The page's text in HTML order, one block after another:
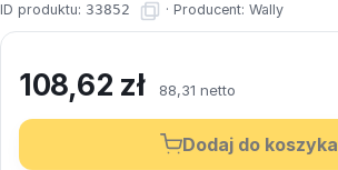
ID produktu: 33852 · Producent: Wally
108,62 zł 88,31 netto
Dodaj do koszyka